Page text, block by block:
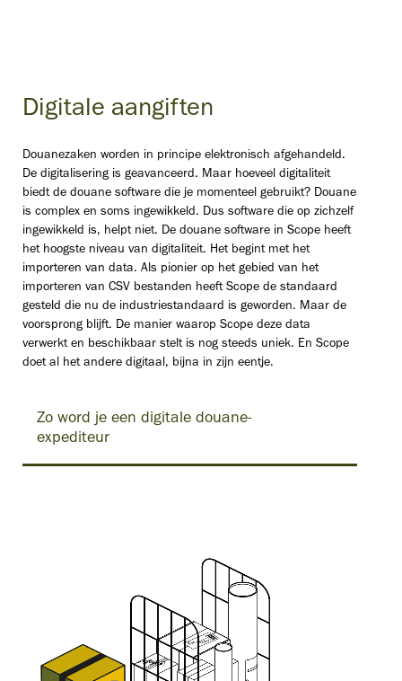
Digitale aangiften
Douanezaken worden in principe elektronisch afgehandeld.
De digitalisering is geavanceerd. Maar hoeveel digitaliteit
biedt de douane software die je momenteel gebruikt? Douane
is complex en soms ingewikkeld. Dus software die op zichzelf
ingewikkeld is, helpt niet. De douane software in Scope heeft
het hoogste niveau van digitaliteit. Het begint met het
importeren van data. Als pionier op het gebied van het
importeren van CSV bestanden heeft Scope de standaard
gesteld die nu de industriestandaard is geworden. Maar de
voorsprong blijft. De manier waarop Scope deze data
verwerkt en beschikbaar stelt is nog steeds uniek. En Scope
doet al het andere digitaal, bijna in zijn eentje.
Zo word je een digitale douane-
expediteur